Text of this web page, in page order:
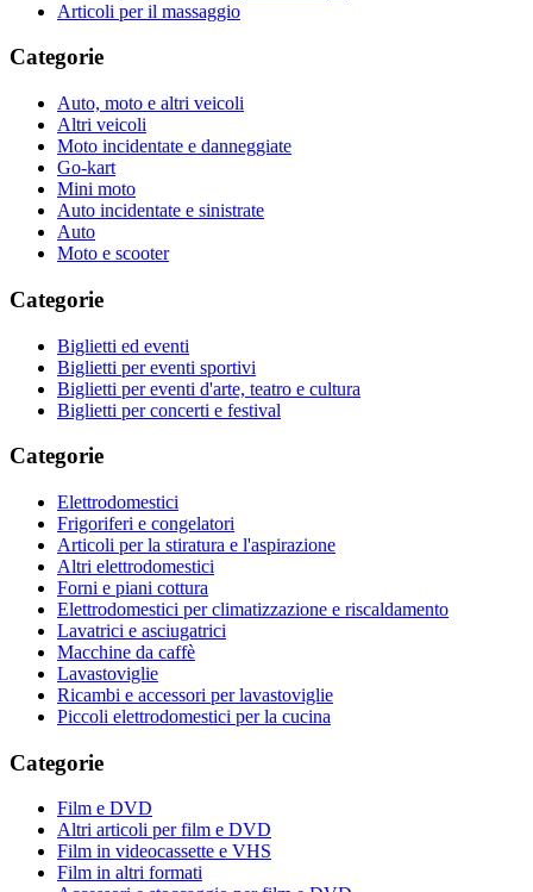
Articoli per il massaggio
Categorie
Auto, moto e altri veicoli
Altri veicoli
Moto incidentate e danneggiate
Go-kart
Mini moto
Auto incidentate e sinistrate
Auto
Moto e scooter
Categorie
Biglietti ed eventi
Biglietti per eventi sportivi
Biglietti per eventi d'arte, teatro e cultura
Biglietti per concerti e festival
Categorie
Elettrodomestici
Frigoriferi e congelatori
Articoli per la stiratura e l'aspirazione
Altri elettrodomestici
Forni e piani cottura
Elettrodomestici per climatizzazione e riscaldamento
Lavatrici e asciugatrici
Macchine da caffè
Lavastoviglie
Ricambi e accessori per lavastoviglie
Piccoli elettrodomestici per la cucina
Categorie
Film e DVD
Altri articoli per film e DVD
Film in videocassette e VHS
Film in altri formati